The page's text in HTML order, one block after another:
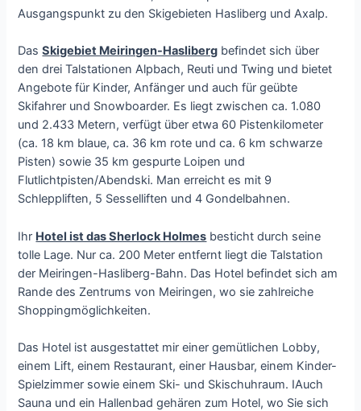
Ausgangspunkt zu den Skigebieten Hasliberg und Axalp.
DasSkigebiet Meiringen-Hasliberg befindet sich über
den drei Talstationen Alpbach, Reuti und Twing und bietet
Angebote für Kinder, Anfänger und auch für geübte
Skifahrer und Snowboarder. Es liegt zwischen ca. 1.080
und 2.433 Metern, verfügt über etwa 60 Pistenkilometer
(ca. 18 km blaue, ca. 36 km rote und ca. 6 km schwarze
Pisten) sowie 35 km gespurte Loipen und
Flutlichtpisten/Abendski. Man erreicht es mit 9
Schleppliften, 5 Sesselliften und 4 Gondelbahnen.
Ihr Hotel ist das Sherlock Holmes besticht durch seine
tolle Lage. Nur ca. 200 Meter entfernt liegt die Talstation
der Meiringen-Hasliberg-Bahn. Das Hotel befindet sich am
Rande des Zentrums von Meiringen, wo sie zahlreiche
Shoppingmöglichkeiten.
Das Hotel ist ausgestattet mir einer gemütlichen Lobby,
einem Lift, einem Restaurant, einer Hausbar, einem Kinder-
Spielzimmer sowie einem Ski- und Skischuhraum. IAuch
Sauna und ein Hallenbad gehären zum Hotel, wo Sie sich